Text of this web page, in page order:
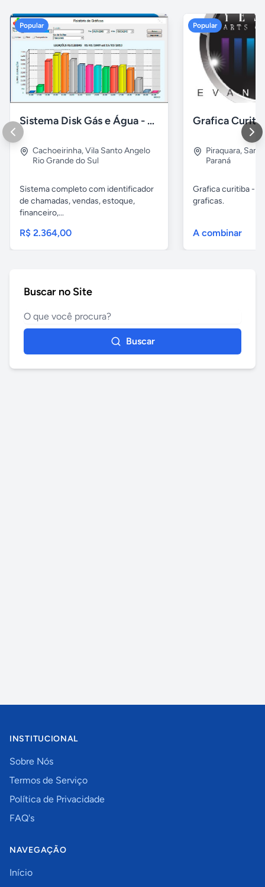
Popular
Sistema Disk Gás e Água - Revenda de GLP
Cachoeirinha,Vila Santo Angelo
Rio Grande do Sul
Sistema completo com identificador
de chamadas, vendas, estoque,
financeiro,...
R$ 2.364,00
Popular
Piraquara,
Paraná
Grafica curitiba -
graficas.
A combinar
Buscar no Site
Buscar
INSTITUCIONAL
Sobre Nós
Termos de Serviço
Política de Privacidade
FAQ's
NAVEGAÇÃO
Início